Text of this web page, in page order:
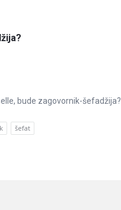
bude zagovornik-šefadžija?
šefat